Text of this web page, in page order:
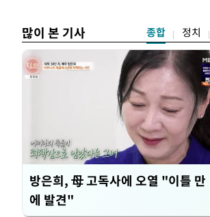
많이 본 기사 종합 정치
방은희, 母 고독사에 오열 "이틀 만
에 발견"